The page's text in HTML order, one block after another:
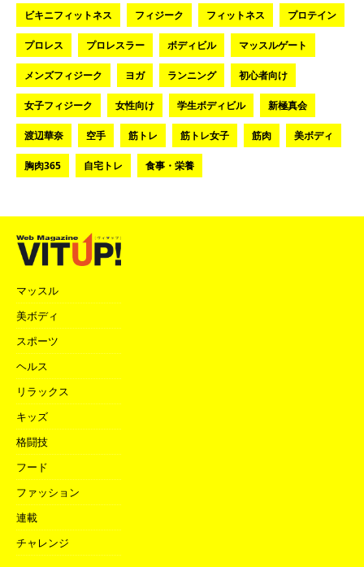
ビキニフィットネス フィジーク フィットネス プロテイン
プロレス プロレスラー ボディビル マッスルゲート
メンズフィジーク ヨガ ランニング 初心者向け
女子フィジーク 女性向け 学生ボディビル 新極真会
渡辺華奈 空手 筋トレ 筋トレ女子 筋肉 美ボディ
胸肉365 自宅トレ 食事・栄養
マッスル
美ボディ
スポーツ
ヘルス
リラックス
キッズ
格闘技
フード
ファッション
連載
チャレンジ